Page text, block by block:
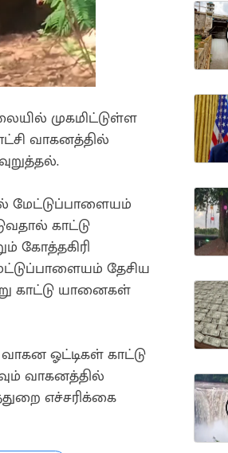
முகமிட்டுள்ள
வாகனத்தில்
மேட்டுப்பாளையம்
காட்டு
கோத்தகிரி
தேசிய
காட்டு யானைகள்
ஓட்டிகள் காட்டு
வாகனத்தில்
எச்சரிக்கை